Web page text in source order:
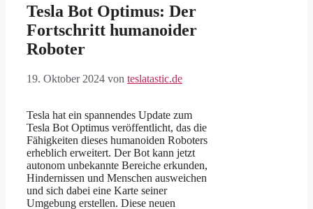
Tesla Bot Optimus: Der
Fortschritt humanoider
Roboter
19. Oktober 2024 von teslatastic.de
Tesla hat ein spannendes Update zum
Tesla Bot Optimus veröffentlicht, das die
Fähigkeiten dieses humanoiden Roboters
erheblich erweitert. Der Bot kann jetzt
autonom unbekannte Bereiche erkunden,
Hindernissen und Menschen ausweichen
und sich dabei eine Karte seiner
Umgebung erstellen. Diese neuen